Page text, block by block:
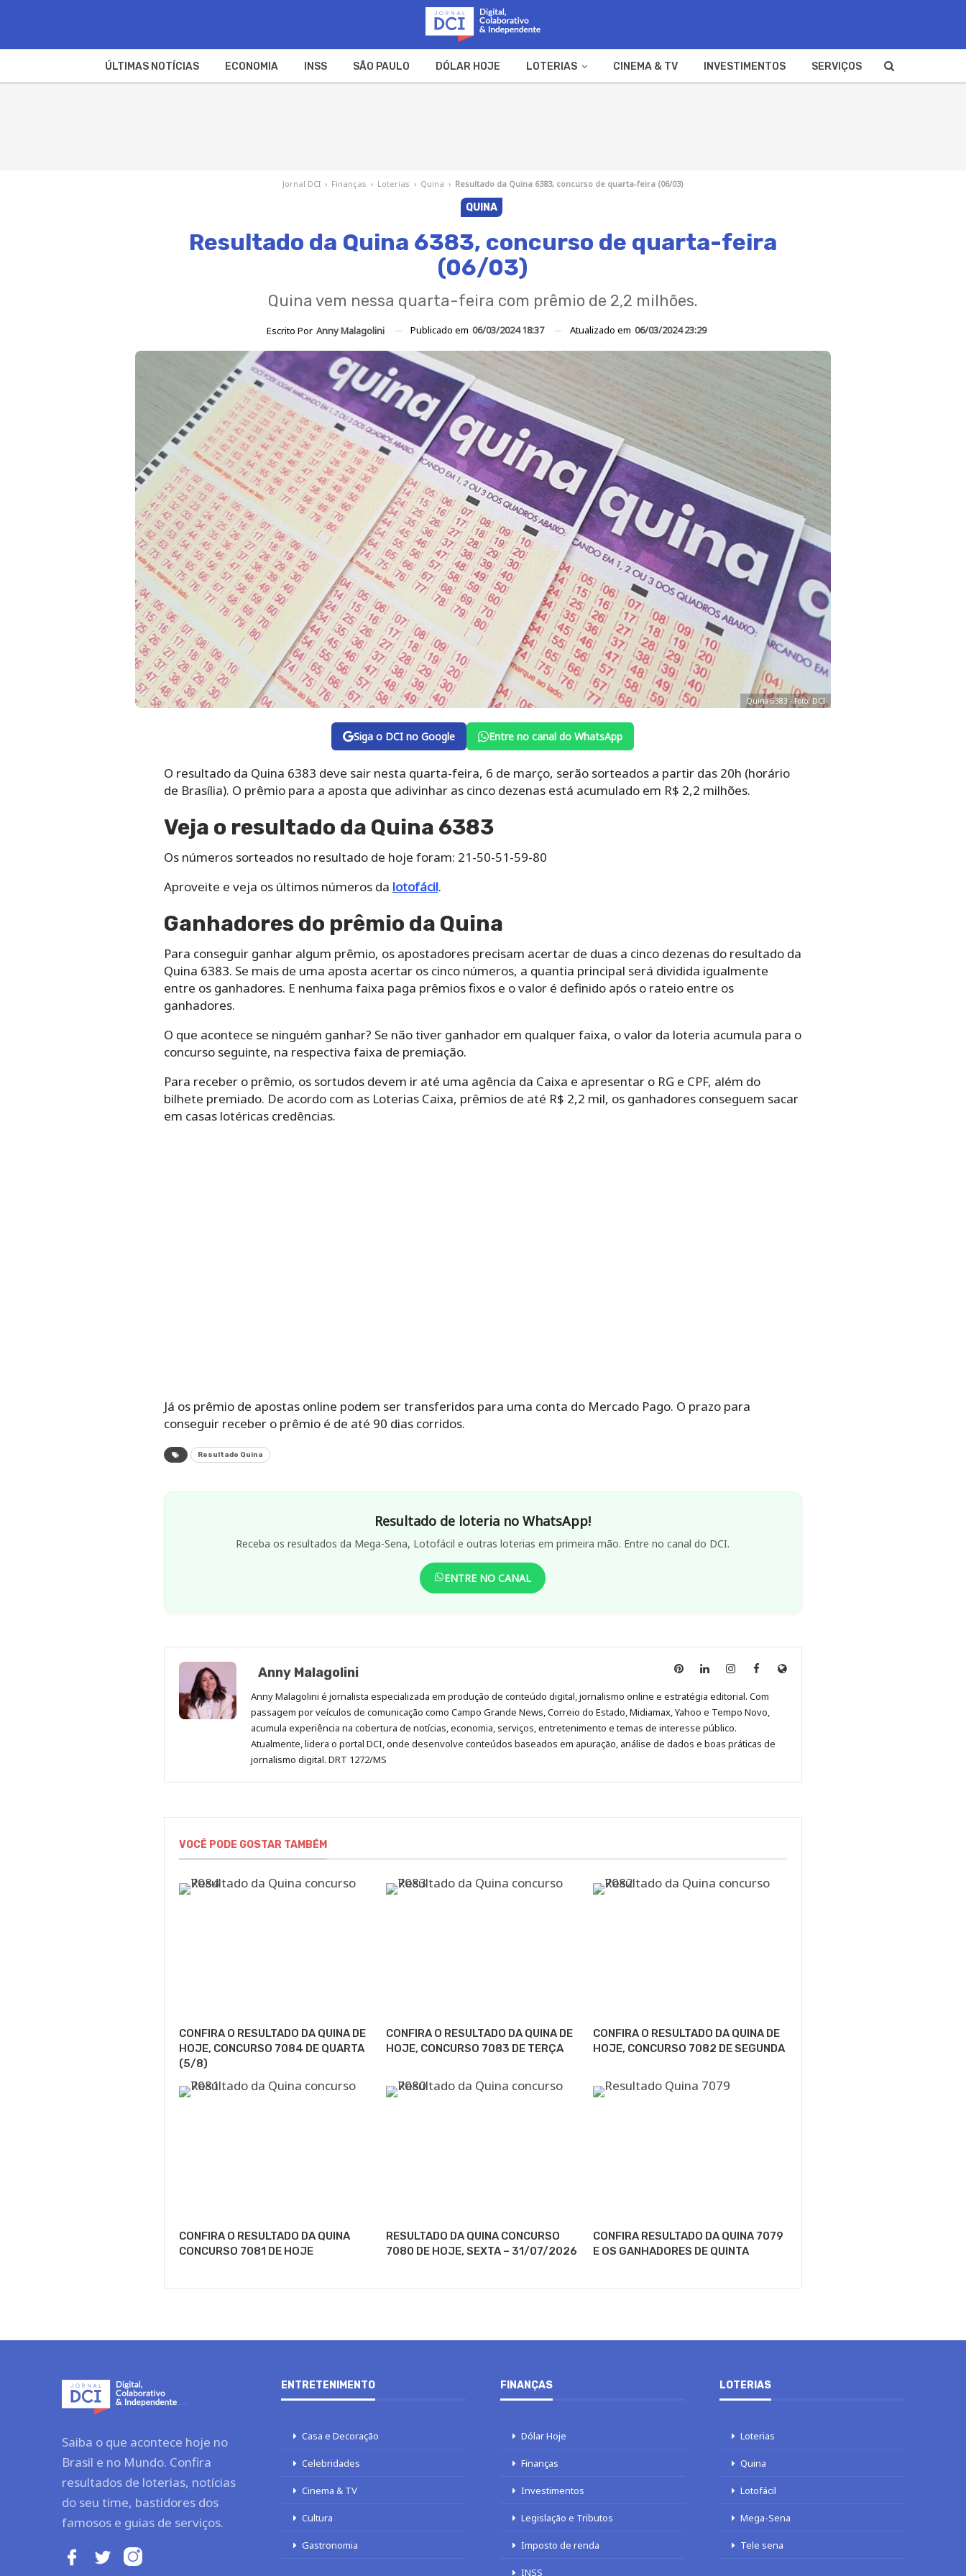
ÚLTIMAS NOTÍCIAS ECONOMIA INSS SÃO PAULO DÓLAR HOJE LOTERIAS CINEMA & TV INVESTIMENTOS SERVIÇOS
Jornal DCI › Finanças › Loterias › Quina › Resultado da Quina 6383, concurso de quarta-feira (06/03)
QUINA
Resultado da Quina 6383, concurso de quarta-feira
(06/03)
Quina vem nessa quarta-feira com prêmio de 2,2 milhões.
Escrito Por Anny Malagolini Publicado em 06/03/2024 18:37 Atualizado em 06/03/2024 23:29
Quina 6383 - Foto: DCI
Siga o DCI no Google Entre no canal do WhatsApp
O resultado da Quina 6383 deve sair nesta quarta-feira, 6 de março, serão sorteados a partir das 20h (horário
de Brasília). O prêmio para a aposta que adivinhar as cinco dezenas está acumulado em R$ 2,2 milhões.
Veja o resultado da Quina 6383
Os números sorteados no resultado de hoje foram: 21-50-51-59-80
Aproveite e veja os últimos números da lotofácil.
Ganhadores do prêmio da Quina
Para conseguir ganhar algum prêmio, os apostadores precisam acertar de duas a cinco dezenas do resultado da
Quina 6383. Se mais de uma aposta acertar os cinco números, a quantia principal será dividida igualmente
entre os ganhadores. E nenhuma faixa paga prêmios fixos e o valor é definido após o rateio entre os
ganhadores.
O que acontece se ninguém ganhar? Se não tiver ganhador em qualquer faixa, o valor da loteria acumula para o
concurso seguinte, na respectiva faixa de premiação.
Para receber o prêmio, os sortudos devem ir até uma agência da Caixa e apresentar o RG e CPF, além do
bilhete premiado. De acordo com as Loterias Caixa, prêmios de até R$ 2,2 mil, os ganhadores conseguem sacar
em casas lotéricas credências.
Já os prêmio de apostas online podem ser transferidos para uma conta do Mercado Pago. O prazo para
conseguir receber o prêmio é de até 90 dias corridos.
Resultado Quina
Resultado de loteria no WhatsApp!
Receba os resultados da Mega-Sena, Lotofácil e outras loterias em primeira mão. Entre no canal do DCI.
ENTRE NO CANAL
Anny Malagolini
Anny
no
Pinterest
Anny
no
LinkedIn
Anny
no
Instagram
Anny
no
Facebook
Site
Anny Malagolini é jornalista especializada em produção de conteúdo digital, jornalismo online e estratégia editorial. Com
passagem por veículos de comunicação como Campo Grande News, Correio do Estado, Midiamax, Yahoo e Tempo Novo,
acumula experiência na cobertura de notícias, economia, serviços, entretenimento e temas de interesse público.
Atualmente, lidera o portal DCI, onde desenvolve conteúdos baseados em apuração, análise de dados e boas práticas de
jornalismo digital. DRT 1272/MS
VOCÊ PODE GOSTAR TAMBÉM
CONFIRA O RESULTADO DA QUINA DE
HOJE, CONCURSO 7084 DE QUARTA
(5/8)
CONFIRA O RESULTADO DA QUINA DE
HOJE, CONCURSO 7083 DE TERÇA
CONFIRA O RESULTADO DA QUINA DE
HOJE, CONCURSO 7082 DE SEGUNDA
CONFIRA O RESULTADO DA QUINA
CONCURSO 7081 DE HOJE
RESULTADO DA QUINA CONCURSO
7080 DE HOJE, SEXTA – 31/07/2026
CONFIRA RESULTADO DA QUINA 7079
E OS GANHADORES DE QUINTA
Saiba o que acontece hoje no
Brasil e no Mundo. Confira
resultados de loterias, notícias
do seu time, bastidores dos
famosos e guias de serviços.
ENTRETENIMENTO
Casa e Decoração
Celebridades
Cinema & TV
Cultura
Gastronomia
FINANÇAS
Dólar Hoje
Finanças
Investimentos
Legislação e Tributos
Imposto de renda
INSS
LOTERIAS
Loterias
Quina
Lotofácil
Mega-Sena
Tele sena